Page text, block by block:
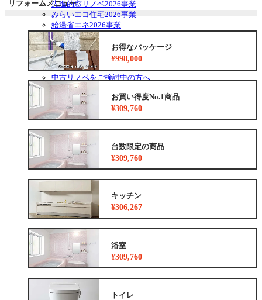
を
展
開
先進的窓リノベ2026事業
みらいエコ住宅2026事業
給湯省エネ2026事業
安心保証
お得なリフォームメニュー
リフォームの流れ
よくあるご質問
中古リノベをご検討中の方へ
リフォームメニュー
お得なパッケージ
¥998,000
お買い得度No.1商品
¥309,760
台数限定の商品
¥309,760
キッチン
¥306,267
浴室
¥309,760
トイレ